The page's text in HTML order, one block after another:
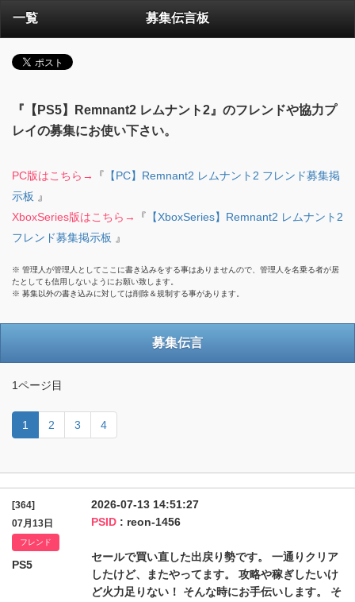
一覧 募集伝言板
『【PS5】Remnant2 レムナント2』のフレンドや協力プ
レイの募集にお使い下さい。
PC版はこちら→ 『 【PC】Remnant2 レムナント2 フレンド募集掲
示板 』
XboxSeries版はこちら→
『 【XboxSeries】Remnant2 レムナント2
フレンド募集掲示板 』
※ 管理人が管理人としてここに書き込みをする事はありませんので、管理人を名乗る者が居
たとしても信用しないようにお願い致します。
※ 募集以外の書き込みに対しては削除＆規制する事があります。
募集伝言
1ページ目
1 2 3 4
[364]
07月13日
フレンド
PS5
2026-07-13 14:51:27
PSID : reon-1456
セールで買い直した出戻り勢です。 一通りクリア
したけど、またやってます。 攻略や稼ぎしたいけ
ど火力足りない！ そんな時にお手伝いします。 そ